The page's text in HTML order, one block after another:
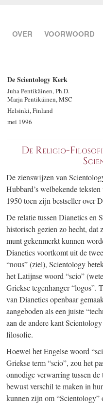
OVER VOORWOORD
De Scientology Kerk
Juha Pentikäinen, Ph.D.
Marja Pentikäinen, MSC
Helsinki, Finland
mei 1996
De Religio-
De zienswijzen van
Hubbard’s welbekende
1950 toen zijn bestseller over
De relatie tussen Dianetics en
historisch gezien zo hecht, dat
munt gekenmerkt kunnen
Dianetics voortkomt uit de
“nous” (ziel), Scientology
het Latijnse woord “scio”
Griekse tegenhanger “logos”.
van Dianetics openbaar
aangeboden als een juiste
aan de andere kant
filosofie.
Hoewel het Engelse woord
Griekse term “scio”, zou het
onnodige verwarring tussen
bewust verschil te maken in
kunnen zijn om “Scientology”